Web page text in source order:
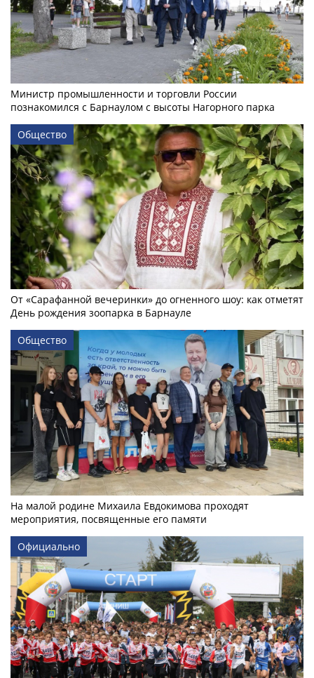
Министр промышленности и торговли России
познакомился с Барнаулом с высоты Нагорного парка
Общество
От «Сарафанной вечеринки» до огненного шоу: как отметят
День рождения зоопарка в Барнауле
Общество
На малой родине Михаила Евдокимова проходят
мероприятия, посвященные его памяти
Официально